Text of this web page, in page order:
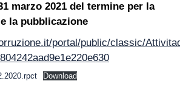
marzo 2021 del termine per la
la pubblicazione
portal/public/classic/
Download